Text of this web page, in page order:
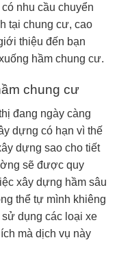
nhu cầu chuyển
tại chung cư, cao
thiệu đến bạn
hầm chung cư.
chung cư
đang ngày càng
dựng có hạn vì thế
dựng sao cho tiết
sẽ được quy
xây dựng hầm sâu
thể tự mình khiêng
dụng các loại xe
mà dịch vụ này